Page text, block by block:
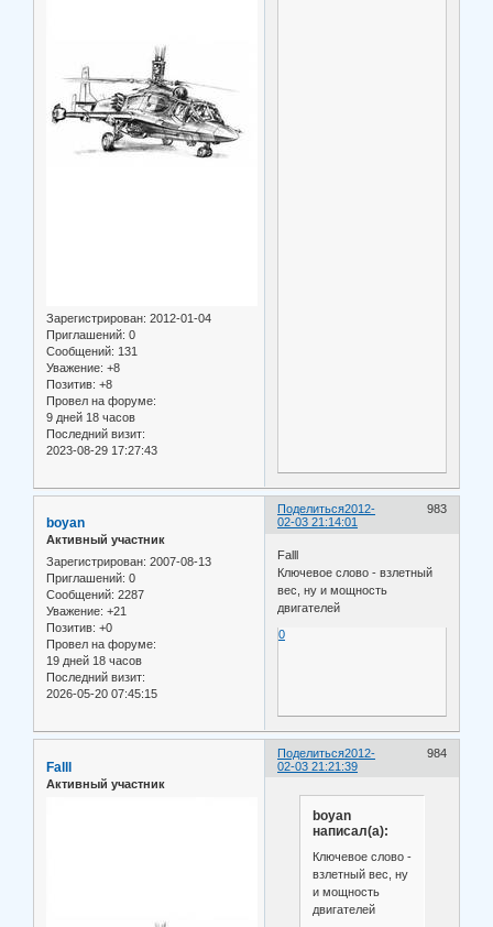
Зарегистрирован: 2012-01-04
Приглашений: 0
Сообщений: 131
Уважение: +8
Позитив: +8
Провел на форуме:
9 дней 18 часов
Последний визит:
2023-08-29 17:27:43
Поделиться 983
2012-
02-03 21:14:01
boyan
Активный участник
Зарегистрирован: 2007-08-13
Приглашений: 0
Сообщений: 2287
Уважение: +21
Позитив: +0
Провел на форуме:
19 дней 18 часов
Последний визит:
2026-05-20 07:45:15
Falll
Ключевое слово - взлетный
вес, ну и мощность
двигателей
0
Поделиться 984
2012-
02-03 21:21:39
Falll
Активный участник
boyan
написал(а):
Ключевое слово -
взлетный вес, ну
и мощность
двигателей